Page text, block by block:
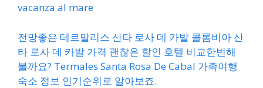
vacanza al mare
전망좋은 테르말리스 산타 로사 데 카발 콜롬비아 산
타 로사 데 카발 가격 괜찮은 할인 호텔 비교한번해
볼까요? Termales Santa Rosa De Cabal 가족여행
숙소 정보 인기순위로 알아보죠.